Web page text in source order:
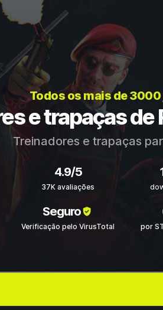
Todos os mais de
e trapaças de
Treinadores e trapaças
4.9/5
37K avaliações
Seguro
Verificação pelo VirusTotal por